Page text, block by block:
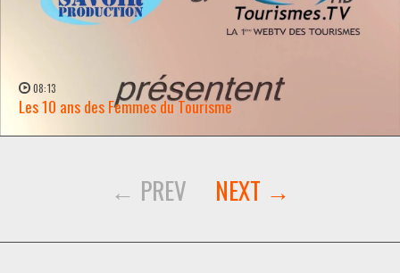
08:13
Les 10 ans des Femmes du Tourisme